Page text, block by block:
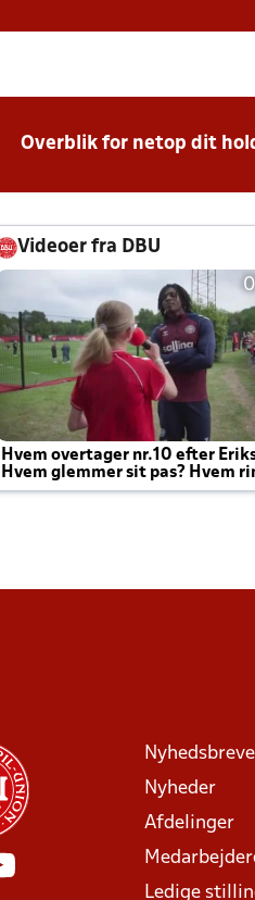
Overblik for netop dit
Videoer fra DBU
Hvem overtager nr.10 efter
Hvem glemmer sit pas? Hvem
Joachim altid til efter kampe?
Nyhedsbreve
Nyheder
Afdelinger
Ledige